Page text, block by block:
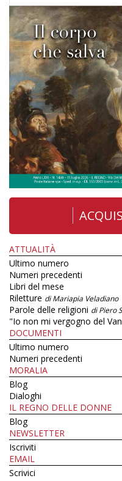
ATTUALITÀ
Ultimo numero
Numeri precedenti
Libri del mese
Riletture di Mariapia Veladiano
Parole delle religioni di Piero
"Io non mi vergogno del
DOCUMENTI
Ultimo numero
Numeri precedenti
MORALIA
Blog
Dialoghi
IL REGNO DELLE DONNE
Blog
NEWSLETTER
Iscriviti
EMAIL
Scrivici